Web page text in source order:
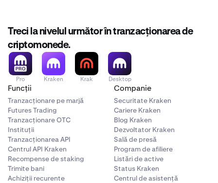
Treci la nivelul următor în tranzacționarea de
criptomonede.
Pro Kraken Krak Desktop
Funcții
Tranzacționare pe marjă
Futures Trading
Tranzacționare OTC
Instituții
Tranzacționarea API
Centrul API Kraken
Recompense de staking
Trimite bani
Achiziții recurente
Companie
Securitate Kraken
Cariere Kraken
Blog Kraken
Dezvoltator Kraken
Sală de presă
Program de afiliere
Listări de active
Status Kraken
Centrul de asistență